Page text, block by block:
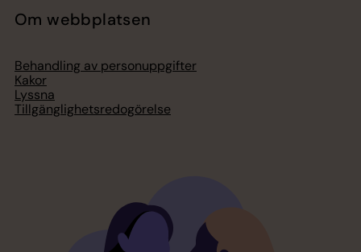
Om webbplatsen
Behandling av personuppgifter
Kakor
Lyssna
Tillgänglighetsredogörelse